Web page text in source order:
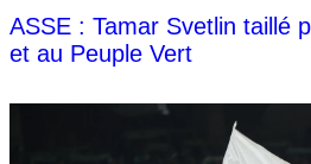
ASSE : Tamar Svetlin taillé
et au Peuple Vert